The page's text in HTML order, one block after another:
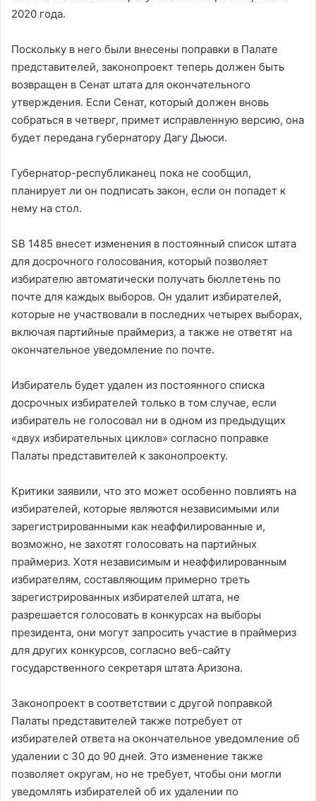
2020 года.
Поскольку в него были внесены поправки в Палате
представителей, законопроект теперь должен быть
возвращен в Сенат штата для окончательного
утверждения. Если Сенат, который должен вновь
собраться в четверг, примет исправленную версию, она
будет передана губернатору Дагу Дьюси.
Губернатор-республиканец пока не сообщил,
планирует ли он подписать закон, если он попадет к
нему на стол.
SB 1485 внесет изменения в постоянный список штата
для досрочного голосования, который позволяет
избирателю автоматически получать бюллетень по
почте для каждых выборов. Он удалит избирателей,
которые не участвовали в последних четырех выборах,
включая партийные праймериз, а также не ответят на
окончательное уведомление по почте.
Избиратель будет удален из постоянного списка
досрочных избирателей только в том случае, если
избиратель не голосовал ни в одном из предыдущих
«двух избирательных циклов» согласно поправке
Палаты представителей к законопроекту.
Критики заявили, что это может особенно повлиять на
избирателей, которые являются независимыми или
зарегистрированными как неаффилированные и,
возможно, не захотят голосовать на партийных
праймериз. Хотя независимым и неаффилированным
избирателям, составляющим примерно треть
зарегистрированных избирателей штата, не
разрешается голосовать в конкурсах на выборы
президента, они могут запросить участие в праймериз
для других конкурсов, согласно веб-сайту
государственного секретаря штата Аризона.
Законопроект в соответствии с другой поправкой
Палаты представителей также потребует от
избирателей ответа на окончательное уведомление об
удалении с 30 до 90 дней. Это изменение также
позволяет округам, но не требует, чтобы они могли
уведомлять избирателей об их удалении по